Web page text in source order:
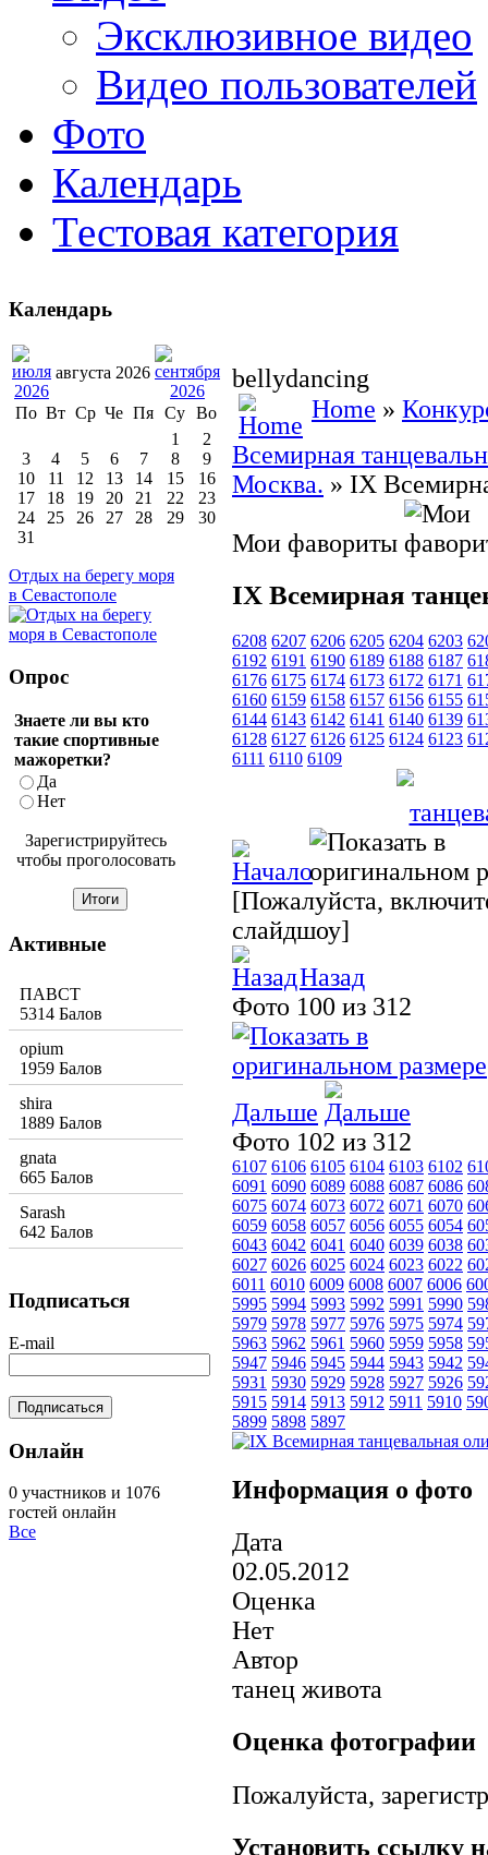
Эксклюзивное видео
Видео пользователей
Фото
Календарь
Тестовая категория
bellydancing
Home »
Всемирная
Москва. » IX
Мои фавориты
IX Всемирная
6208 6207 6206 6205 6204 6203
6192 6191 6190 6189 6188 6187
6176 6175 6174 6173 6172 6171
6160 6159 6158 6157 6156 6155
6144 6143 6142 6141 6140 6139
6128 6127 6126 6125 6124 6123
6111 6110 6109
[Пожалуйста,
слайдшоу]
Назад
Фото 100 из 312
Дальше
Фото 102 из 312
6107 6106 6105 6104 6103 6102
6091 6090 6089 6088 6087 6086
6075 6074 6073 6072 6071 6070
6059 6058 6057 6056 6055 6054
6043 6042 6041 6040 6039 6038
6027 6026 6025 6024 6023 6022
6011 6010 6009 6008 6007 6006
5995 5994 5993 5992 5991 5990
5979 5978 5977 5976 5975 5974
5963 5962 5961 5960 5959 5958
5947 5946 5945 5944 5943 5942
5931 5930 5929 5928 5927 5926
5915 5914 5913 5912 5911 5910
5899 5898 5897
Информация о фото
Дата
02.05.2012
Оценка
Нет
Автор
танец живота
Оценка фотографии
Пожалуйста,
Установить ссылку
Календарь
августа 2026
По Вт Ср Че Пя Су Во
1
2
3
4 5 6 7 8
9
10
11 12 13 14 15
16
17
18 19 20 21 22
23
24
25 26 27 28 29
30
31
Отдых на берегу моря
в Севастополе
Опрос
Знаете ли вы кто
такие спортивные
мажоретки?
Да
Нет
Зарегистрируйтесь
чтобы проголосовать
Активные
ПАВСТ
5314 Балов
opium
1959 Балов
shira
1889 Балов
gnata
665 Балов
Sarash
642 Балов
Подписаться
E-mail
Онлайн
0 участников и 1076
гостей онлайн
Все